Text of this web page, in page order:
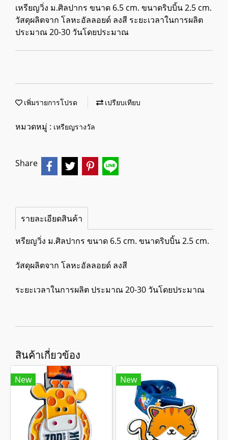
เหรียญวิ่ง ม.ศิลปากร ขนาด 6.5 cm. ขนาดริบบิ้น 2.5 cm.
วัสดุผลิตจาก โลหะอัลลอยด์ ลงสี ระยะเวลาในการผลิต
ประมาณ 20-30 วันโดยประมาณ
เพิ่มรายการโปรด เปรียบเทียบ
หมวดหมู่ : เหรียญรางวัล
Share
รายละเอียดสินค้า
หรียญวิ่ง ม.ศิลปากร ขนาด 6.5 cm. ขนาดริบบิ้น 2.5 cm.
วัสดุผลิตจาก โลหะอัลลอยด์ ลงสี
ระยะเวลาในการผลิต ประมาณ 20-30 วันโดยประมาณ
สินค้าเกี่ยวข้อง
New New